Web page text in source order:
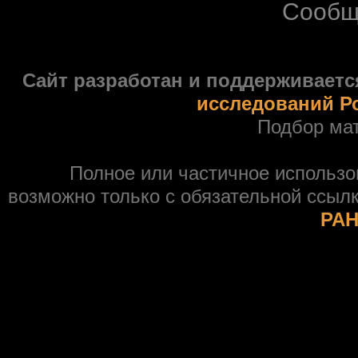
Сайт разработан и
исследований
Подбор
Полное или частичное
возможно только с обязательной